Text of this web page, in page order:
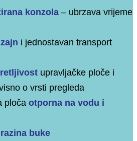
konzola – ubrzava vrijeme
i jednostavan transport
upravljačke ploče i
o vrsti pregleda
ploča otporna na vodu i
buke